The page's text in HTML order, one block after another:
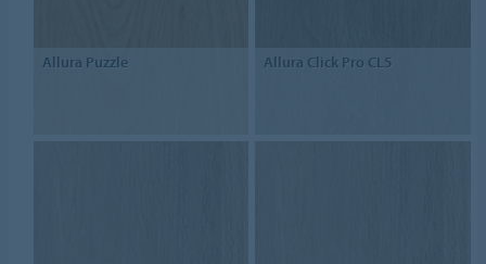
Allura Puzzle Allura Click Pro CL5